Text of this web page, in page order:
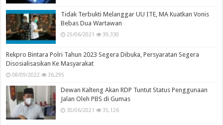
Tidak Terbukti Melanggar UU ITE, MA Kuatkan Vonis
Bebas Dua Wartawan
25/06/2021 39,330
Rekpro Bintara Polri Tahun 2023 Segera Dibuka, Persyaratan Segera
Disosialisasikan Ke Masyarakat
08/09/2022 36,295
Dewan Kalteng Akan RDP Tuntut Status Penggunaan
Jalan Oleh PBS di Gumas
30/06/2021 35,126